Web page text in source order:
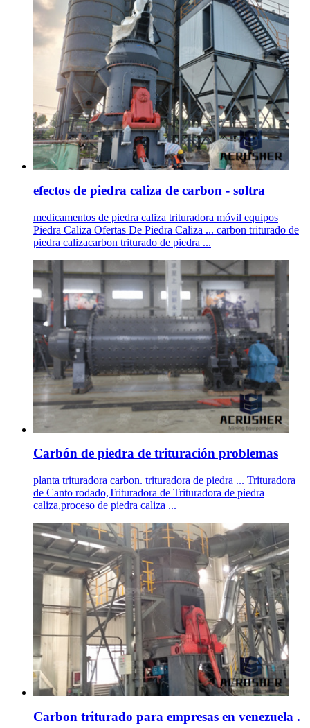
efectos de piedra caliza de carbon - soltra
medicamentos de piedra caliza trituradora móvil equipos
Piedra Caliza Ofertas De Piedra Caliza ... carbon triturado de
piedra calizacarbon triturado de piedra ...
Carbón de piedra de trituración problemas
planta trituradora carbon. trituradora de piedra ... Trituradora
de Canto rodado,Trituradora de Trituradora de piedra
caliza,proceso de piedra caliza ...
Carbon triturado para empresas en venezuela .